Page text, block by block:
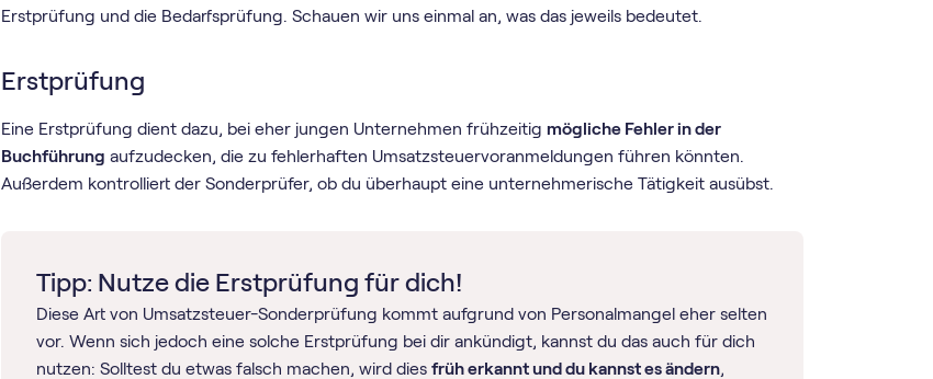
Erstprüfung und die Bedarfsprüfung. Schauen wir uns einmal an, was das jeweils bedeutet.
Erstprüfung
Eine Erstprüfung dient dazu, bei eher jungen Unternehmen frühzeitigmögliche Fehler in der
Buchführung aufzudecken, die zu fehlerhaften Umsatz­steuer­voranmeldungen führen könnten.
Außerdem kontrolliert der Sonderprüfer, ob du überhaupt eine unternehmerische Tätigkeit ausübst.
Tipp: Nutze die Erstprüfung für dich!
Diese Art von Umsatzsteuer-Sonderprüfung kommt aufgrund von Personalmangel eher selten
vor. Wenn sich jedoch eine solche Erstprüfung bei dir ankündigt, kannst du das auch für dich
nutzen: Solltest du etwas falsch machen, wird dies früh erkannt und du kannst es ändern,